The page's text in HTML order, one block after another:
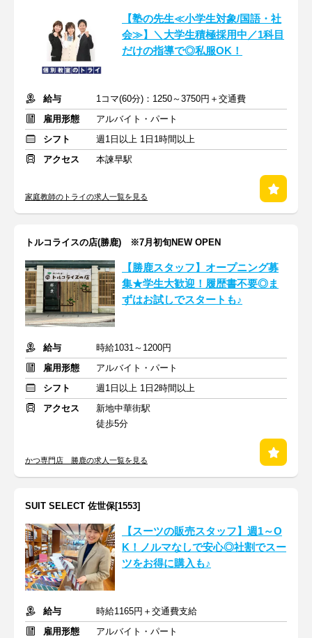
【塾の先生≪小学生対象/国語・社
会≫】＼大学生積極採用中／1科目
だけの指導で◎私服OK！
給与
1コマ(60分)：1250～3750円＋交通費
雇用形態
アルバイト・パート
シフト
週1日以上 1日1時間以上
アクセス
本諫早駅
家庭教師のトライの求人一覧を見る
トルコライスの店(勝鹿) ※7月初旬NEW OPEN
【勝鹿スタッフ】オープニング募
集★学生大歓迎！履歴書不要◎ま
ずはお試しでスタートも♪
給与
時給1031～1200円
雇用形態
アルバイト・パート
シフト
週1日以上 1日2時間以上
アクセス
新地中華街駅
徒歩5分
かつ専門店 勝鹿の求人一覧を見る
SUIT SELECT 佐世保[1553]
【スーツの販売スタッフ】週1～O
K！ノルマなしで安心◎社割でスー
ツをお得に購入も♪
給与
時給1165円＋交通費支給
雇用形態
アルバイト・パート